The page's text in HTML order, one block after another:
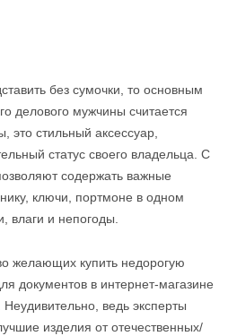
без сумочки, то основным
делового мужчины считается
это стильный аксессуар,
статус своего владельца. С
содержать важные
ключи, портмоне в одном
влаги и непогоды.
желающих купить недорогую
документов в интернет-магазине
ведь эксперты
изделия от отечественных/